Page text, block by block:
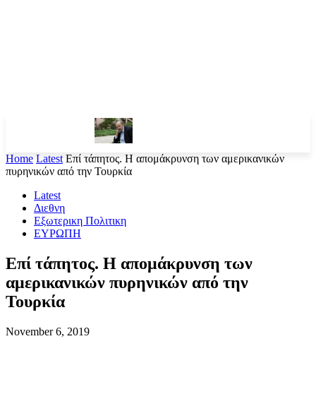
Home Latest Επί τάπητος. H απομάκρυνση των αμερικανικών
πυρηνικών από την Τουρκία
Latest
Διεθνη
Εξωτερικη Πολιτικη
ΕΥΡΩΠΗ
Επί τάπητος. H απομάκρυνση των
αμερικανικών πυρηνικών από την
Τουρκία
November 6, 2019